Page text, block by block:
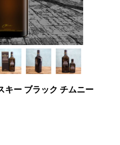
キー ブラック チムニー